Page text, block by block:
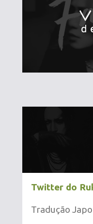
Twitter do
Tradução